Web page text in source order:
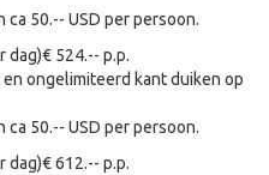
50.-- USD per persoon.
dag)€ 524.-- p.p.
ongelimiteerd kant duiken op
50.-- USD per persoon.
dag)€ 612.-- p.p.